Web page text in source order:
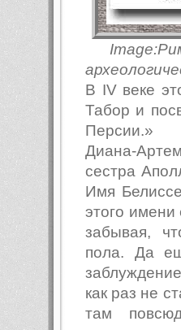
В IV веке
Табор и
Персии.»
Диана-
сестра
Имя
этого имени
забывая,
пола. Да
как раз не
там